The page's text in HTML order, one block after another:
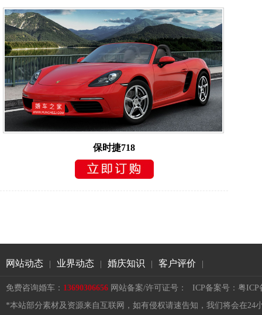
保时捷718
网站动态 业界动态 婚庆知识 客户评价
免费咨询婚车： 13690306656 网站备案/许可证号：
ICP备案号：粤ICP
*本站部分素材及资源来自互联网，如有侵权请速告知，我们将会在24